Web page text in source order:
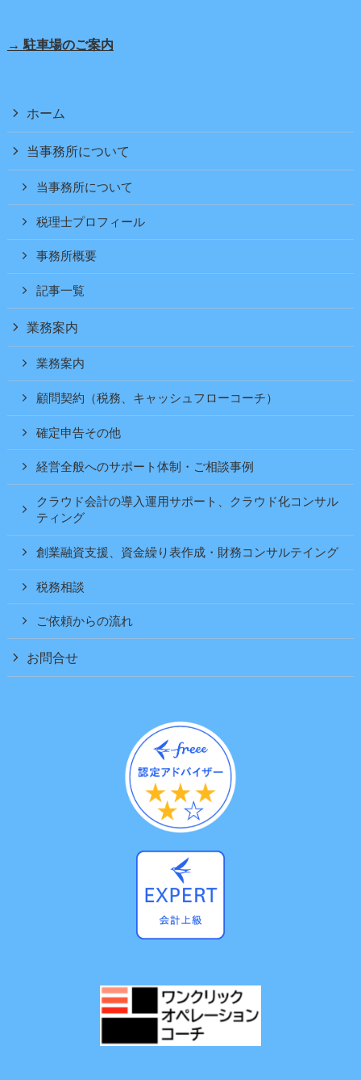
→ 駐車場のご案内
ホーム
当事務所について
当事務所について
税理士プロフィール
事務所概要
記事一覧
業務案内
業務案内
顧問契約（税務、キャッシュフローコーチ）
確定申告その他
経営全般へのサポート体制・ご相談事例
クラウド会計の導入運用サポート、クラウド化コンサル
ティング
創業融資支援、資金繰り表作成・財務コンサルテイング
税務相談
ご依頼からの流れ
お問合せ